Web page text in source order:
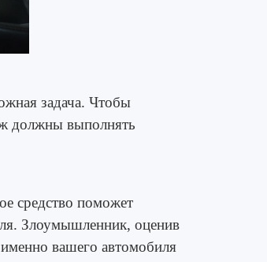
задача. Чтобы
должны выполнять
средство поможет
Злоумышленник, оценив
вашего автомобиля